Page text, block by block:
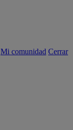
Mi comunidad Cerrar